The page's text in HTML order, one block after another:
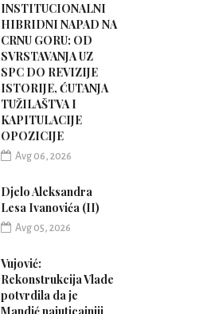
INSTITUCIONALNI
HIBRIDNI NAPAD NA
CRNU GORU: OD
SVRSTAVANJA UZ
SPC DO REVIZIJE
ISTORIJE, ĆUTANJA
TUŽILAŠTVA I
KAPITULACIJE
OPOZICIJE
Avg 06, 2026
Djelo Aleksandra
Lesa Ivanovića (II)
Avg 05, 2026
Vujović:
Rekonstrukcija Vlade
potvrdila da je